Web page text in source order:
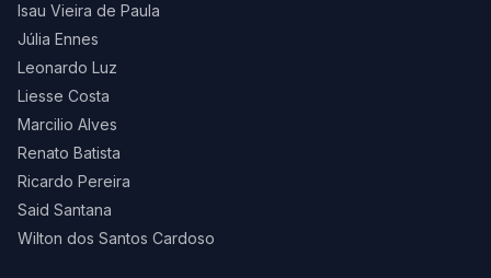
Isau Vieira de Paula
Júlia Ennes
Leonardo Luz
Liesse Costa
Marcilio Alves
Renato Batista
Ricardo Pereira
Said Santana
Wilton dos Santos Cardoso